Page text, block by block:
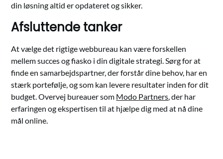
din løsning altid er opdateret og sikker.
Afsluttende tanker
At vælge det rigtige webbureau kan være forskellen
mellem succes og fiasko i din digitale strategi. Sørg for at
finde en samarbejdspartner, der forstår dine behov, har en
stærk portefølje, og som kan levere resultater inden for dit
budget. Overvej bureauer som Modo Partners, der har
erfaringen og ekspertisen til at hjælpe dig med at nå dine
mål online.